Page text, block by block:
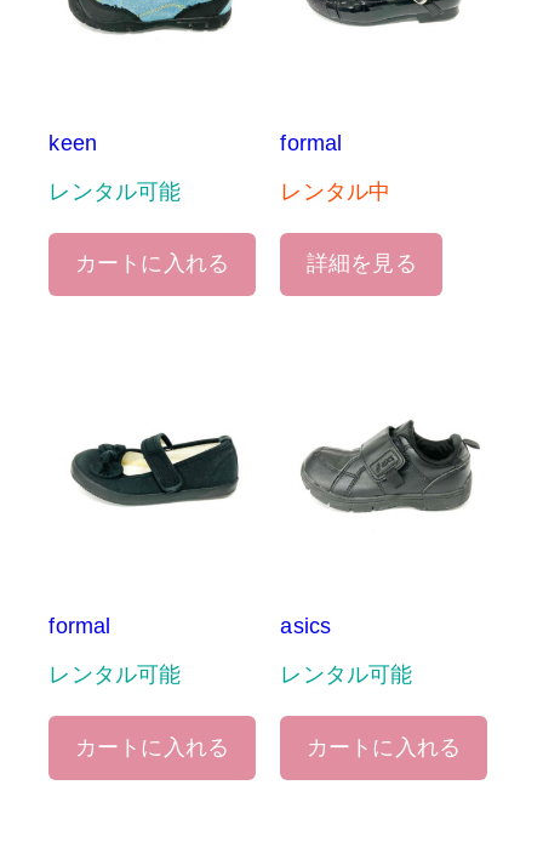
keen
レンタル可能
カートに入れる
formal
レンタル中
詳細を見る
formal
レンタル可能
カートに入れる
asics
レンタル可能
カートに入れる